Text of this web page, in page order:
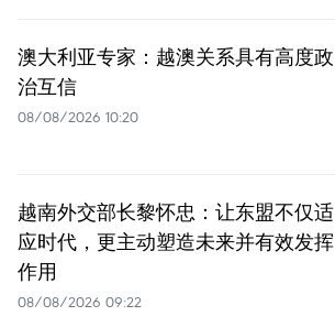
澳大利亚专家：越澳关系具有高度政
治互信
08/08/2026 10:20
越南外交部长黎怀忠：让东盟不仅适
应时代，更主动塑造未来并有效发挥
作用
08/08/2026 09:22